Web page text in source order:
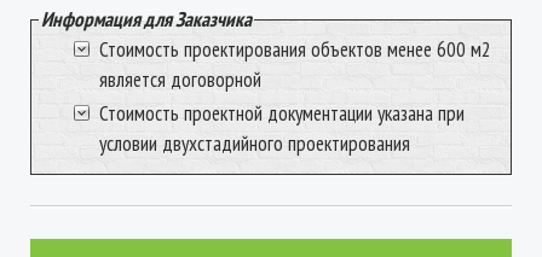
Информация для Заказчика
Стоимость проектирования объектов менее 600 м2
является договорной
Стоимость проектной документации указана при
условии двухстадийного проектирования